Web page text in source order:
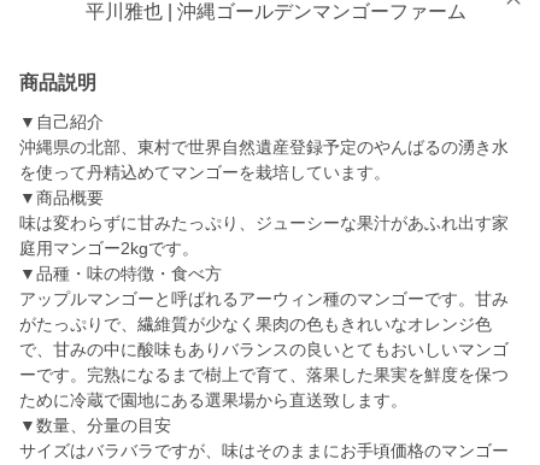
平川雅也 | 沖縄ゴールデンマンゴーファーム
商品説明
▼自己紹介
沖縄県の北部、東村で世界自然遺産登録予定のやんばるの湧き水
を使って丹精込めてマンゴーを栽培しています。
▼商品概要
味は変わらずに甘みたっぷり、ジューシーな果汁があふれ出す家
庭用マンゴー2kgです。
▼品種・味の特徴・食べ方
アップルマンゴーと呼ばれるアーウィン種のマンゴーです。甘み
がたっぷりで、繊維質が少なく果肉の色もきれいなオレンジ色
で、甘みの中に酸味もありバランスの良いとてもおいしいマンゴ
ーです。完熟になるまで樹上で育て、落果した果実を鮮度を保つ
ために冷蔵で園地にある選果場から直送致します。
▼数量、分量の目安
サイズはバラバラですが、味はそのままにお手頃価格のマンゴー